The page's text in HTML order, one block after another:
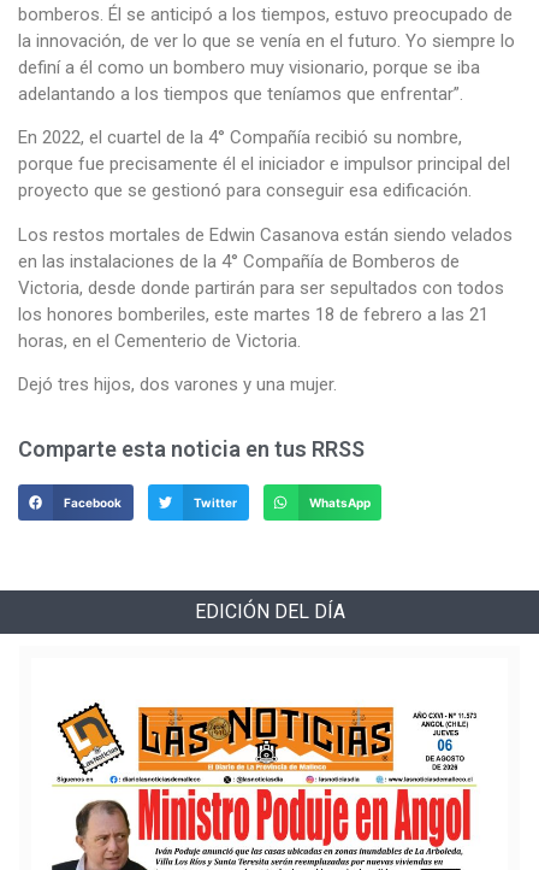
bomberos. Él se anticipó a los tiempos, estuvo preocupado de
la innovación, de ver lo que se venía en el futuro. Yo siempre lo
definí a él como un bombero muy visionario, porque se iba
adelantando a los tiempos que teníamos que enfrentar”.
En 2022, el cuartel de la 4° Compañía recibió su nombre,
porque fue precisamente él el iniciador e impulsor principal del
proyecto que se gestionó para conseguir esa edificación.
Los restos mortales de Edwin Casanova están siendo velados
en las instalaciones de la 4° Compañía de Bomberos de
Victoria, desde donde partirán para ser sepultados con todos
los honores bomberiles, este martes 18 de febrero a las 21
horas, en el Cementerio de Victoria.
Dejó tres hijos, dos varones y una mujer.
Comparte esta noticia en tus RRSS
Facebook Twitter WhatsApp
EDICIÓN DEL DÍA